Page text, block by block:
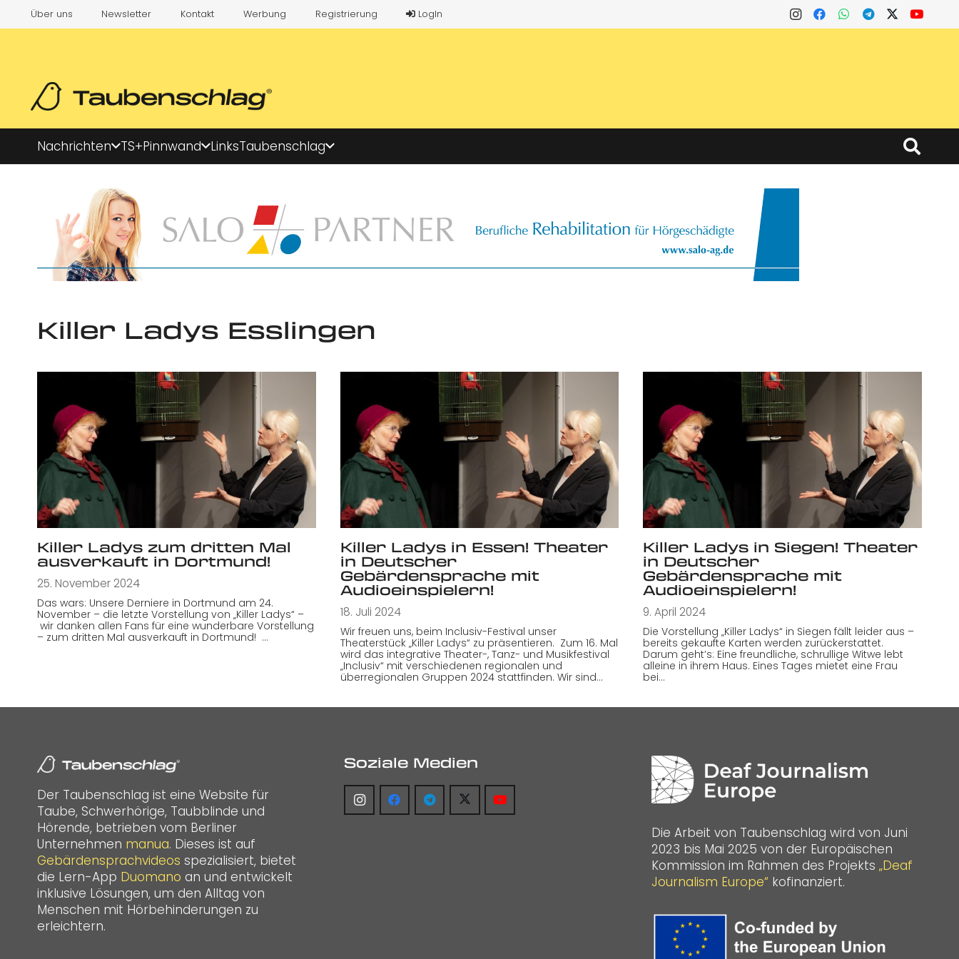
Über uns Newsletter Kontakt Werbung Registrierung LogIn
Nachrichten TS+Pinnwand LinksTaubenschlag
Killer Ladys Esslingen
Killer Ladys zum dritten Mal
ausverkauft in Dortmund!
25. November 2024
Das wars: Unsere Derniere in Dortmund am 24.
November – die letzte Vorstellung von „Killer Ladys“ –
wir danken allen Fans für eine wunderbare Vorstellung
– zum dritten Mal ausverkauft in Dortmund! …
Killer Ladys in Essen! Theater
in Deutscher
Gebärdensprache mit
Audioeinspielern!
18. Juli 2024
Wir freuen uns, beim Inclusiv-Festival unser
Theaterstück „Killer Ladys“ zu präsentieren. Zum 16. Mal
wird das integrative Theater-, Tanz- und Musikfestival
„Inclusiv“ mit verschiedenen regionalen und
überregionalen Gruppen 2024 stattfinden. Wir sind…
Killer Ladys in Siegen! Theater
in Deutscher
Gebärdensprache mit
Audioeinspielern!
9. April 2024
Die Vorstellung „Killer Ladys“ in Siegen fällt leider aus –
bereits gekaufte Karten werden zurückerstattet.
Darum geht’s: Eine freundliche, schrullige Witwe lebt
alleine in ihrem Haus. Eines Tages mietet eine Frau
bei…
Der Taubenschlag ist eine Website für
Taube, Schwerhörige, Taubblinde und
Hörende, betrieben vom Berliner
Unternehmen manua. Dieses ist auf
Gebärdensprachvideos spezialisiert, bietet
die Lern-App Duomano an und entwickelt
inklusive Lösungen, um den Alltag von
Menschen mit Hörbehinderungen zu
erleichtern.
Soziale Medien
Die Arbeit von Taubenschlag wird von Juni
2023 bis Mai 2025 von der Europäischen
Kommission im Rahmen des Projekts „Deaf
Journalism Europe“ kofinanziert.